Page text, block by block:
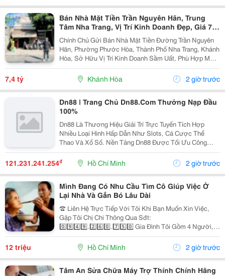
Bán Nhà Mặt Tiền Trần Nguyên Hãn, Trung
Tâm Nha Trang, Vị Trí Kinh Doanh Đẹp, Giá 7,4
Tỷ
Chính Chủ Gửi Bán Nhà Mặt Tiền Đường Trần Nguyên
Hãn, Phường Phước Hòa, Thành Phố Nha Trang, Khánh
Hòa, Sở Hữu Vị Trí Kinh Doanh Sầm Uất, Phù Hợp Mở
Cửa Hàng, Văn Phòng, Showroom Hoặc Đầu Tư Cho
Thuê Lâu Dài. Thông Tin Chi Tiết. - Địa Chỉ: Số...
7,4 tỷ Khánh Hòa 2 giờ trước
Dn88 | Trang Chủ Dn88.Com Thưởng Nạp Đầu
100%
Dn88 Là Thương Hiệu Giải Trí Trực Tuyến Tích Hợp
Nhiều Loại Hình Hấp Dẫn Như Slots, Cá Cược Thể
Thao Và Xổ Số. Nền Tảng Dn88 Được Tối Ưu Công
Nghệ, Bảo Mật Cao, Nạp Rút Nhanh Và Hỗ Trợ Tốt Trên
Pc Lẫn Điện Thoại Di Động. Website:
Https://Dn88C.com/...
121.231.241.254₫ Hồ Chí Minh 2 giờ trước
Mình Đang Có Nhu Cầu Tìm Cô Giúp Việc Ở
Lại Nhà Và Gắn Bó Lâu Dài
☎️ Liên Hệ Trực Tiếp Với Tôi Khi Bạn Muốn Xin Việc,
Gặp Tôi Chị Chi Thông Qua Sđt:
0️⃣9️⃣4️⃣9️⃣.2️⃣6️⃣0️⃣.7️⃣5️⃣0️⃣ Gia Đình Tôi Gồm 4 Người, 2
Vợ Chồng 2 Con Nhỏ, Bé Lớn 9 Tuổi Đã Đi Học Có Ba
Mẹ Đưa Rước, Bé Nhỏ 1 Tuổi. Nhà Thì Chỉ Có 1 Lầu.
12 triệu Hồ Chí Minh 2 giờ trước
Tâm An Sửa Chữa Máy Trợ Thính Chính Hãng